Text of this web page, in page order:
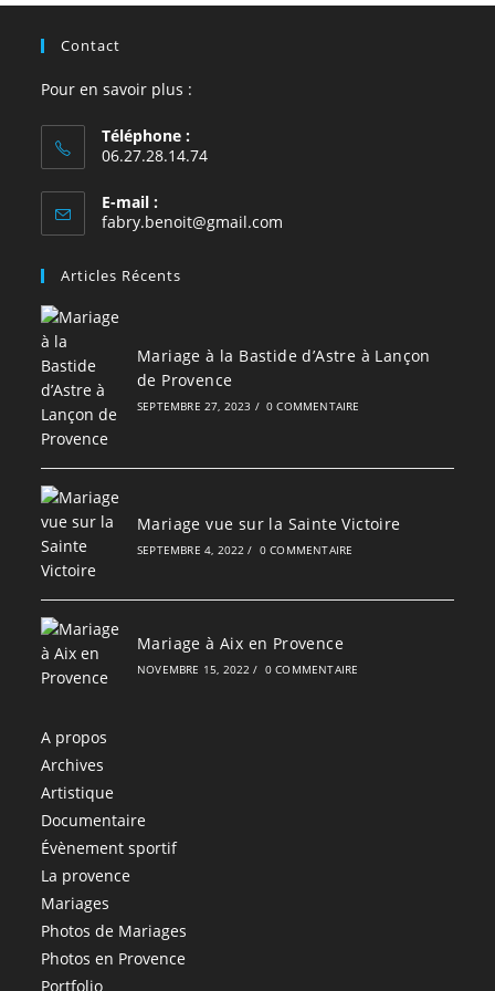
Contact
Pour en savoir plus :
Téléphone :
06.27.28.14.74
E-mail :
fabry.benoit@gmail.com
Articles Récents
Mariage à la Bastide d’Astre à Lançon
de Provence
SEPTEMBRE 27, 2023 / 0 COMMENTAIRE
Mariage vue sur la Sainte Victoire
SEPTEMBRE 4, 2022 / 0 COMMENTAIRE
Mariage à Aix en Provence
NOVEMBRE 15, 2022 / 0 COMMENTAIRE
A propos
Archives
Artistique
Documentaire
Évènement sportif
La provence
Mariages
Photos de Mariages
Photos en Provence
Portfolio